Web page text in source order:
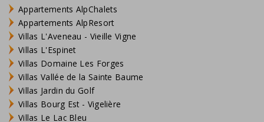
Appartements AlpChalets
Appartements AlpResort
Villas L'Aveneau - Vieille Vigne
Villas L'Espinet
Villas Domaine Les Forges
Villas Vallée de la Sainte Baume
Villas Jardin du Golf
Villas Bourg Est - Vigelière
Villas Le Lac Bleu